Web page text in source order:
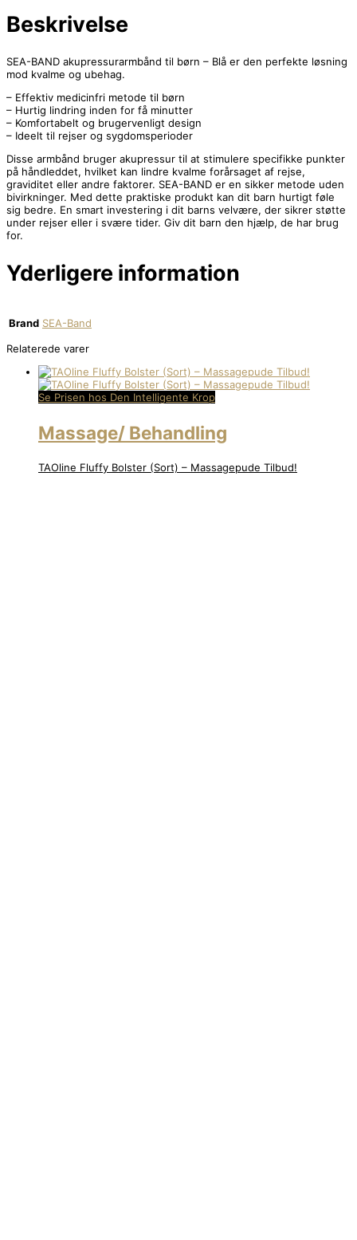
Beskrivelse
SEA-BAND akupressurarmbånd til børn – Blå er den perfekte løsning
mod kvalme og ubehag.
– Effektiv medicinfri metode til børn
– Hurtig lindring inden for få minutter
– Komfortabelt og brugervenligt design
– Ideelt til rejser og sygdomsperioder
Disse armbånd bruger akupressur til at stimulere specifikke punkter
på håndleddet, hvilket kan lindre kvalme forårsaget af rejse,
graviditet eller andre faktorer. SEA-BAND er en sikker metode uden
bivirkninger. Med dette praktiske produkt kan dit barn hurtigt føle
sig bedre. En smart investering i dit barns velvære, der sikrer støtte
under rejser eller i svære tider. Giv dit barn den hjælp, de har brug
for.
Yderligere information
Brand SEA-Band
Relaterede varer
Se Prisen hos Den Intelligente Krop
Massage/ Behandling
TAOline Fluffy Bolster (Sort) – Massagepude Tilbud!